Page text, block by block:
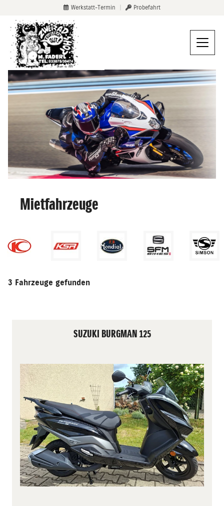
Werkstatt-Termin Probefahrt
Mietfahrzeuge
3 Fahrzeuge gefunden
SUZUKI BURGMAN 125